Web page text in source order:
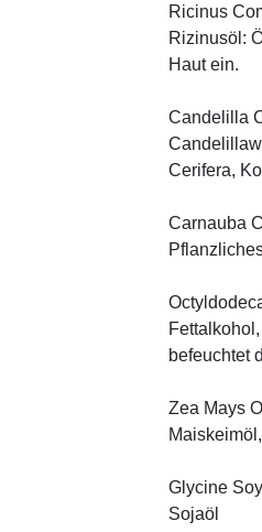
Ricinus
Rizinusöl:
Haut ein.
Candelilla
Cerifera,
Carnauba
befeuchtet
Zea Mays
Glycine
Sojaöl